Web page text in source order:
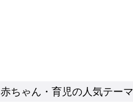
赤ちゃん・育児の人気テーマ